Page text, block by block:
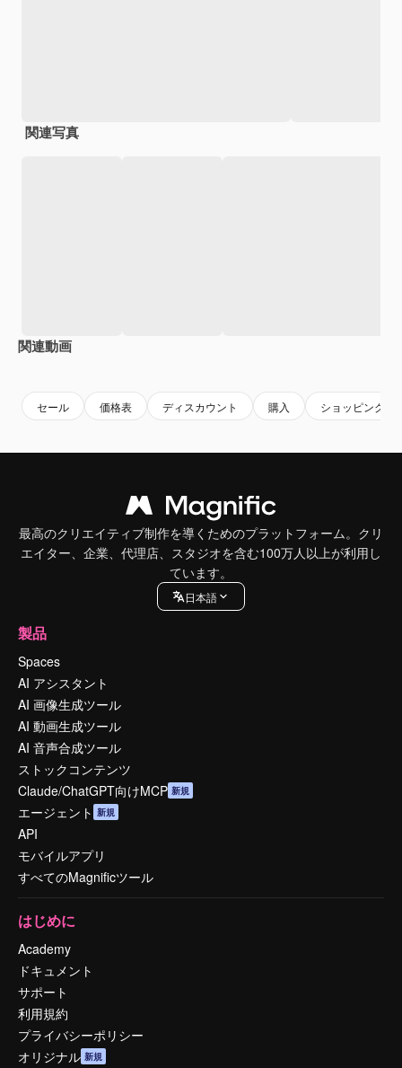
関連写真
関連動画
セール 価格表 ディスカウント 購入 ショッピング
最高のクリエイティブ制作を導くためのプラットフォーム。クリ
エイター、企業、代理店、スタジオを含む100万人以上が利用し
ています。
日本語
製品
Spaces
AI アシスタント
AI 画像生成ツール
AI 動画生成ツール
AI 音声合成ツール
ストックコンテンツ
Claude/ChatGPT向けMCP 新規
エージェント 新規
API
モバイルアプリ
すべてのMagnificツール
はじめに
Academy
ドキュメント
サポート
利用規約
プライバシーポリシー
オリジナル 新規